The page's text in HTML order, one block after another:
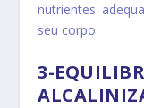
nutrientes
seu corpo.
3-